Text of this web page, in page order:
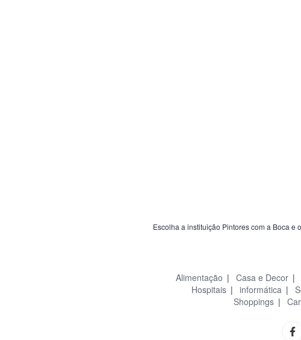
Escolha a instituição Pintores com a Boca e
Alimentação | Casa e Decor |
Hospitais| informática|
Shoppings|